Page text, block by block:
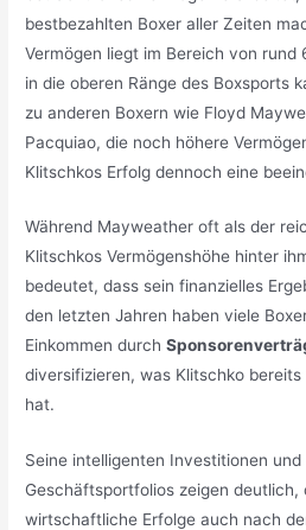
bestbezahlten Boxer aller Zeiten
Vermögen liegt im Bereich von rund
in die oberen Ränge des Boxsports
zu anderen Boxern wie Floyd
Pacquiao, die noch höhere
Klitschkos Erfolg dennoch eine
Während Mayweather oft als der
Klitschkos Vermögenshöhe hinter
bedeutet, dass sein finanzielles
den letzten Jahren haben viele
Einkommen durch
diversifizieren, was Klitschko
hat.
Seine intelligenten Investitionen
Geschäftsportfolios zeigen deutlich,
wirtschaftliche Erfolge auch nach